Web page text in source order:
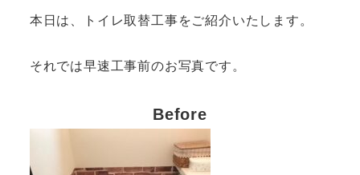
本日は、トイレ取替工事をご紹介いたします。
それでは早速工事前のお写真です。
Before